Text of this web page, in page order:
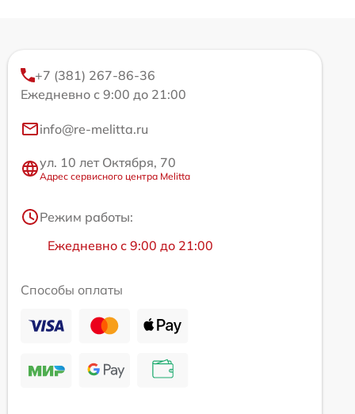
+7 (381) 267-86-36
Ежедневно с 9:00 до 21:00
info@re-melitta.ru
ул. 10 лет Октября, 70
Адрес сервисного центра Melitta
Режим работы:
Ежедневно с 9:00 до 21:00
Способы оплаты